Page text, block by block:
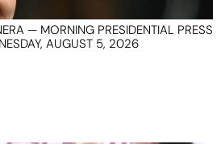
— MORNING PRESIDENTIAL PRESS
AUGUST 5, 2026